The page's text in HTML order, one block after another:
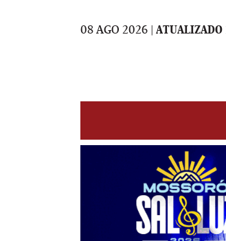
08 AGO 2026 | ATUALIZADO